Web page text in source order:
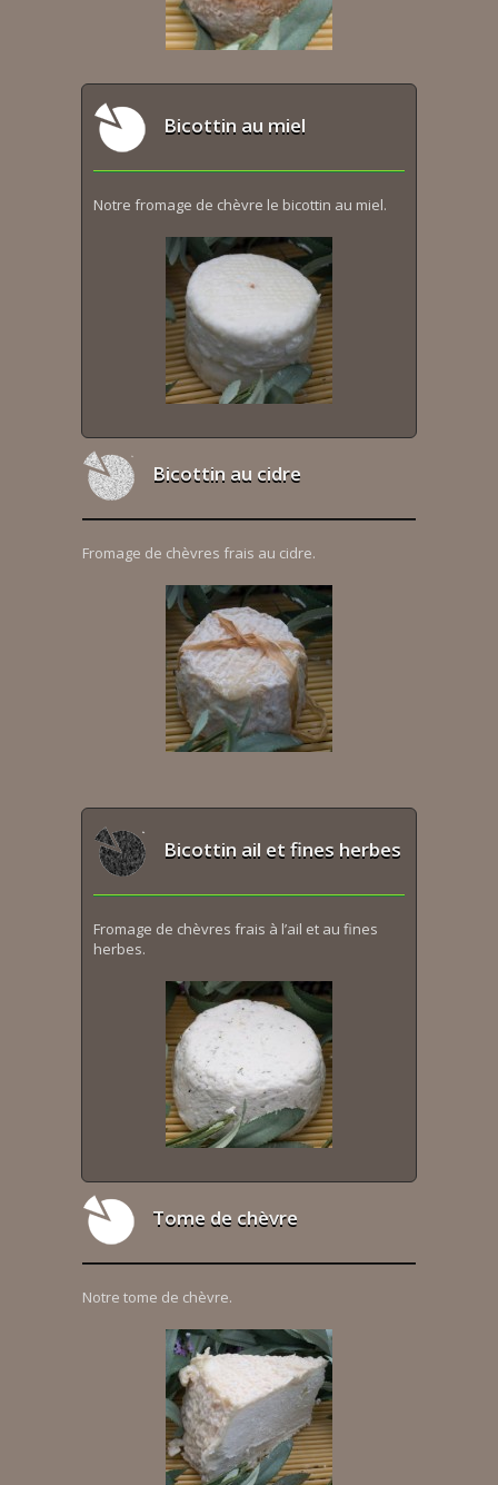
Bicottin au miel
Notre fromage de chèvre le bicottin au miel.
Bicottin au cidre
Fromage de chèvres frais au cidre.
Bicottin ail et fines herbes
Fromage de chèvres frais à l’ail et au fines
herbes.
Tome de chèvre
Notre tome de chèvre.